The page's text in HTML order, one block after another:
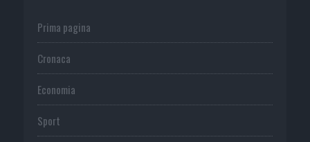
Prima pagina
Cronaca
Economia
Sport